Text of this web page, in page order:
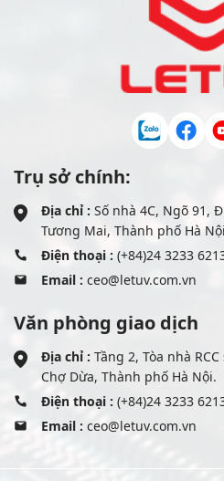
Trụ sở chính:
Địa chỉ : Số nhà 4C, Ngõ 91,
Tương Mai, Thành phố Hà
Điện thoại : (+84)24 3233
Email : ceo@letuv.com.vn
Văn phòng giao dịch
Địa chỉ : Tầng 2, Tòa nhà
Chợ Dừa, Thành phố Hà Nội.
Điện thoại : (+84)24 3233
Email : ceo@letuv.com.vn